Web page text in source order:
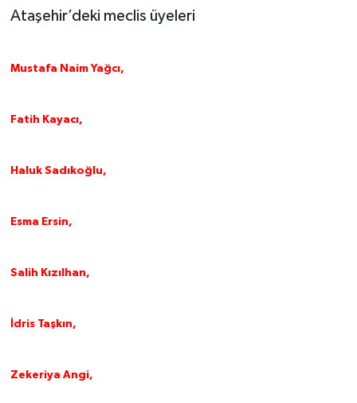
Ataşehir’deki meclis üyeleri
Mustafa Naim Yağcı,
Fatih Kayacı,
Haluk Sadıkoğlu,
Esma Ersin,
Salih Kızılhan,
İdris Taşkın,
Zekeriya Angi,